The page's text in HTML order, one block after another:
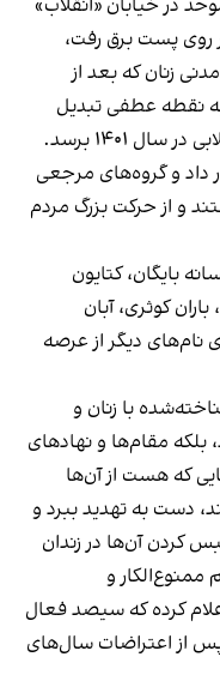
سال ۹۶ که ویدا موحد در خیابان «انقلاب»
روی پست برق رفت،
زنان که بعد از
به نقطه عطفی تبدیل
۱۴۰۱ برسد.
داد و گروه‌های مرجعی
و از حرکت بزرگ مردم
بایگان، کتایون
کوثری، آبان
دیگر از عرصه
با زنان و
بلکه مقام‌ها و نهادهای
که هست از آن‌ها
دست به تهدید ببرد و
کردن آن‌ها در زندان
و
کرده که سیصد فعال
از اعتراضات سال‌های